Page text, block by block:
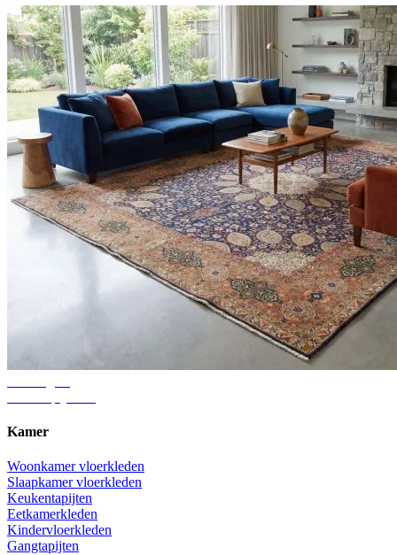
Kamer
Woonkamer vloerkleden
Slaapkamer vloerkleden
Keukentapijten
Eetkamerkleden
Kindervloerkleden
Gangtapijten